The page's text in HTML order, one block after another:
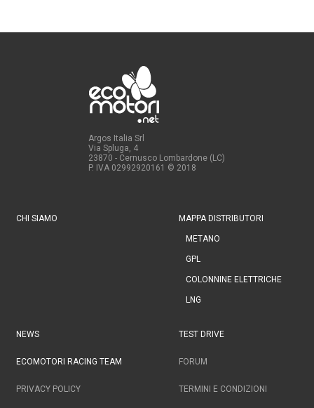
Argos Italia Srl
Via Spluga, 4
23870 - Cernusco Lombardone (LC)
P. IVA 02992920161 © 2018
CHI SIAMO MAPPA DISTRIBUTORI
METANO
GPL
COLONNINE ELETTRICHE
LNG
NEWS TEST DRIVE
ECOMOTORI RACING TEAM FORUM
PRIVACY POLICY TERMINI E CONDIZIONI